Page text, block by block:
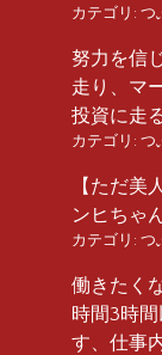
カテゴリ: つ
努力を信
走り、マ
投資に走
カテゴリ: つ
【ただ美
ンヒちゃ
カテゴリ: つ
働きたく
時間3時
す、仕事